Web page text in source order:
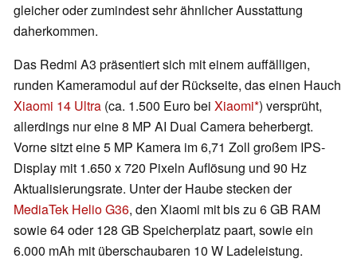
gleicher oder zumindest sehr ähnlicher Ausstattung
daherkommen.
Das Redmi A3 präsentiert sich mit einem auffälligen,
runden Kameramodul auf der Rückseite, das einen Hauch
Xiaomi 14 Ultra (ca. 1.500 Euro bei Xiaomi ) versprüht,
allerdings nur eine 8 MP AI Dual Camera beherbergt.
Vorne sitzt eine 5 MP Kamera im 6,71 Zoll großem IPS-
Display mit 1.650 x 720 Pixeln Auflösung und 90 Hz
Aktualisierungsrate. Unter der Haube stecken der
MediaTek Helio G36, den Xiaomi mit bis zu 6 GB RAM
sowie 64 oder 128 GB Speicherplatz paart, sowie ein
6.000 mAh mit überschaubaren 10 W Ladeleistung.